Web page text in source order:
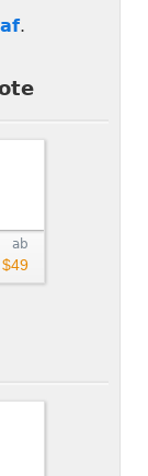
.
ab
$49